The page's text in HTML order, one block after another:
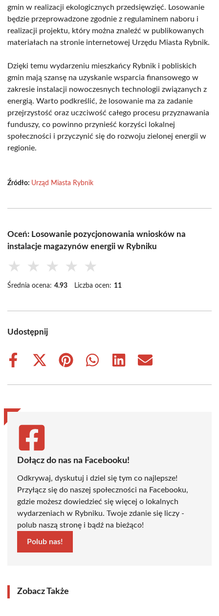
gmin w realizacji ekologicznych przedsięwzięć. Losowanie
będzie przeprowadzone zgodnie z regulaminem naboru i
realizacji projektu, który można znaleźć w publikowanych
materiałach na stronie internetowej Urzędu Miasta Rybnik.
Dzięki temu wydarzeniu mieszkańcy Rybnik i pobliskich
gmin mają szansę na uzyskanie wsparcia finansowego w
zakresie instalacji nowoczesnych technologii związanych z
energią. Warto podkreślić, że losowanie ma za zadanie
przejrzystość oraz uczciwość całego procesu przyznawania
funduszy, co powinno przynieść korzyści lokalnej
społeczności i przyczynić się do rozwoju zielonej energii w
regionie.
Źródło: Urząd Miasta Rybnik
Oceń: Losowanie pozycjonowania wniosków na
instalacje magazynów energii w Rybniku
★ ★ ★ ★ ★
Średnia ocena: 4.93 Liczba ocen: 11
Udostępnij
Share
Share
(Twitter)
Share
Share
Share
Share
Dołącz do nas na Facebooku!
Odkrywaj, dyskutuj i dziel się tym co najlepsze!
Przyłącz się do naszej społeczności na Facebooku,
gdzie możesz dowiedzieć się więcej o lokalnych
wydarzeniach w Rybniku. Twoje zdanie się liczy -
polub naszą stronę i bądź na bieżąco!
Polub nas!
Zobacz Także